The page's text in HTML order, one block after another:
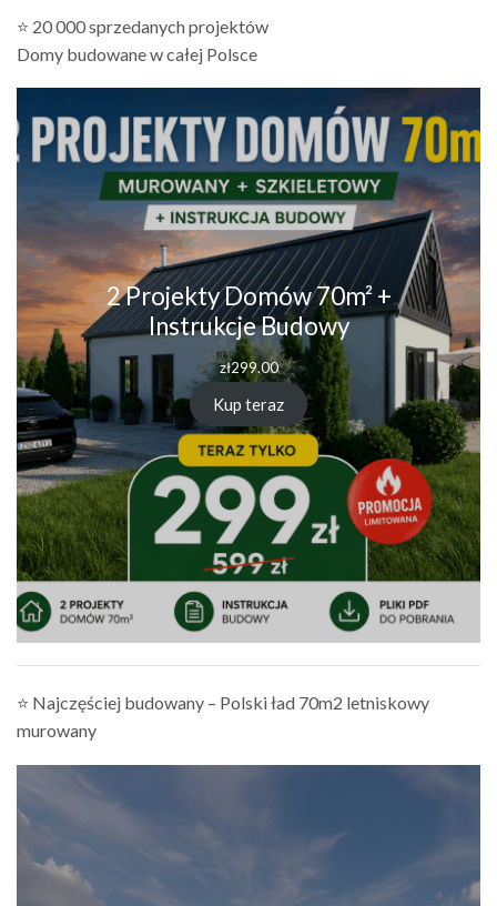
⭐ 20 000 sprzedanych projektów
Domy budowane w całej Polsce
2 Projekty Domów 70m² +
Instrukcje Budowy
zł299.00
Kup teraz
⭐ Najczęściej budowany – Polski ład 70m2 letniskowy
murowany